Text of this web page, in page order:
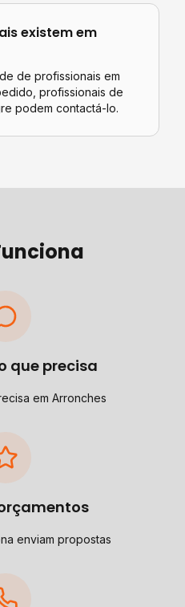
existem em
de profissionais em
profissionais de
podem contactá-lo.
que precisa
em Arronches
enviam propostas